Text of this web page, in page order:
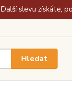
slevu získáte,
Hledat